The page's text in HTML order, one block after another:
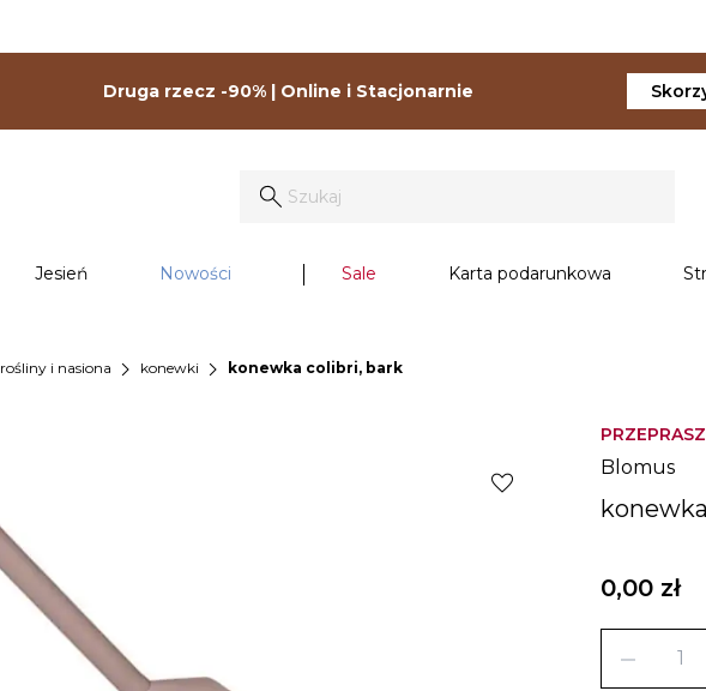
Druga rzecz -90% | Online i Stacjonarnie
Jesień Nowości Sale Karta podarunkowa
rośliny i nasiona chevron_right konewki chevron_right konewka colibri, bark
Blomus
0,00 zł
remove
favorite